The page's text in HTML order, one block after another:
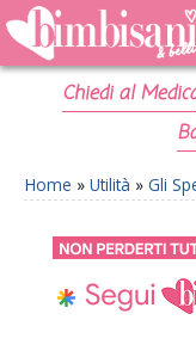
Chiedi al
Home » Utilità » Gli